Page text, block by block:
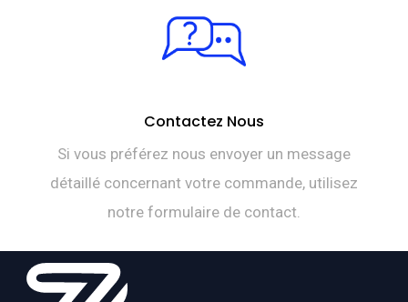
Contactez Nous
Si vous préférez nous envoyer un message
détaillé concernant votre commande, utilisez
notre formulaire de contact.